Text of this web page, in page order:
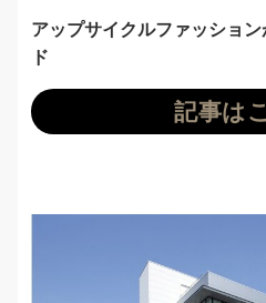
アップサイクルファッショ
ド
記事は